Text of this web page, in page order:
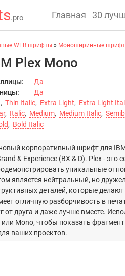
.pro Главная 30
WEB шрифты » Моноширинные
Plex Mono
Да
Да
, Thin Italic, Extra Light, Extra Light
, Italic, Medium, Medium Italic,
, Bold Italic
новый корпоративный шрифт для
& Experience (BX & D). Plex -
уникальные
является нейтральный, но
деталей, которые делают
отличную разборчивость в
от друга и даже лучше вместе.
или Mono, чтобы показать
ваших проектов.